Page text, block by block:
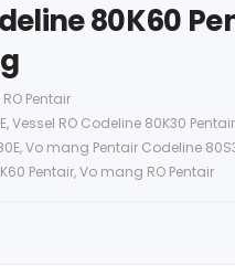
80K60
Pentair
,Vessel RO Codeline 80K30 Pentair
,Vo mang Pentair Codeline
Pentair,Vo mang RO Pentair